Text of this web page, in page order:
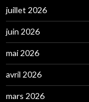
juillet 2026
juin 2026
mai 2026
avril 2026
mars 2026